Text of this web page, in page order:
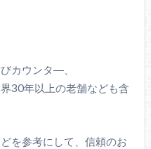
カウンタ―、
30年以上の老舗なども含
を参考にして、信頼のお